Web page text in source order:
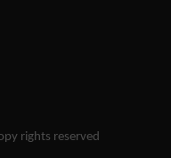
rights reserved